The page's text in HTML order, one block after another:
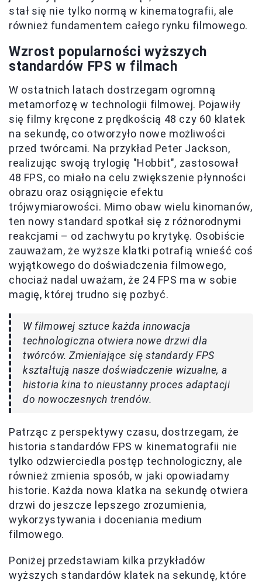
stał się nie tylko normą w kinematografii, ale
również fundamentem całego rynku filmowego.
Wzrost popularności wyższych
standardów FPS w filmach
W ostatnich latach dostrzegam ogromną
metamorfozę w technologii filmowej. Pojawiły
się filmy kręcone z prędkością 48 czy 60 klatek
na sekundę, co otworzyło nowe możliwości
przed twórcami. Na przykład Peter Jackson,
realizując swoją trylogię "Hobbit", zastosował
48 FPS, co miało na celu zwiększenie płynności
obrazu oraz osiągnięcie efektu
trójwymiarowości. Mimo obaw wielu kinomanów,
ten nowy standard spotkał się z różnorodnymi
reakcjami – od zachwytu po krytykę. Osobiście
zauważam, że wyższe klatki potrafią wnieść coś
wyjątkowego do doświadczenia filmowego,
chociaż nadal uważam, że 24 FPS ma w sobie
magię, której trudno się pozbyć.
W filmowej sztuce każda innowacja
technologiczna otwiera nowe drzwi dla
twórców. Zmieniające się standardy FPS
kształtują nasze doświadczenie wizualne, a
historia kina to nieustanny proces adaptacji
do nowoczesnych trendów.
Patrząc z perspektywy czasu, dostrzegam, że
historia standardów FPS w kinematografii nie
tylko odzwierciedla postęp technologiczny, ale
również zmienia sposób, w jaki opowiadamy
historie. Każda nowa klatka na sekundę otwiera
drzwi do jeszcze lepszego zrozumienia,
wykorzystywania i doceniania medium
filmowego.
Poniżej przedstawiam kilka przykładów
wyższych standardów klatek na sekundę, które